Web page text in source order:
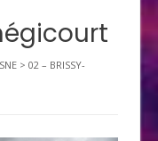
> 02 – BRISSY-